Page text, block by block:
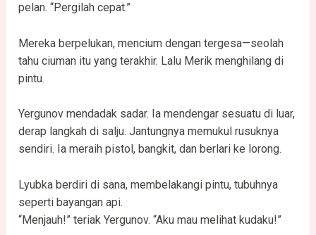
pelan. “Pergilah cepat.”
Mereka berpelukan, mencium dengan tergesa—seolah
tahu ciuman itu yang terakhir. Lalu Merik menghilang di
pintu.
Yergunov mendadak sadar. Ia mendengar sesuatu di luar,
derap langkah di salju. Jantungnya memukul rusuknya
sendiri. Ia meraih pistol, bangkit, dan berlari ke lorong.
Lyubka berdiri di sana, membelakangi pintu, tubuhnya
seperti bayangan api.
“Menjauh!” teriak Yergunov. “Aku mau melihat kudaku!”